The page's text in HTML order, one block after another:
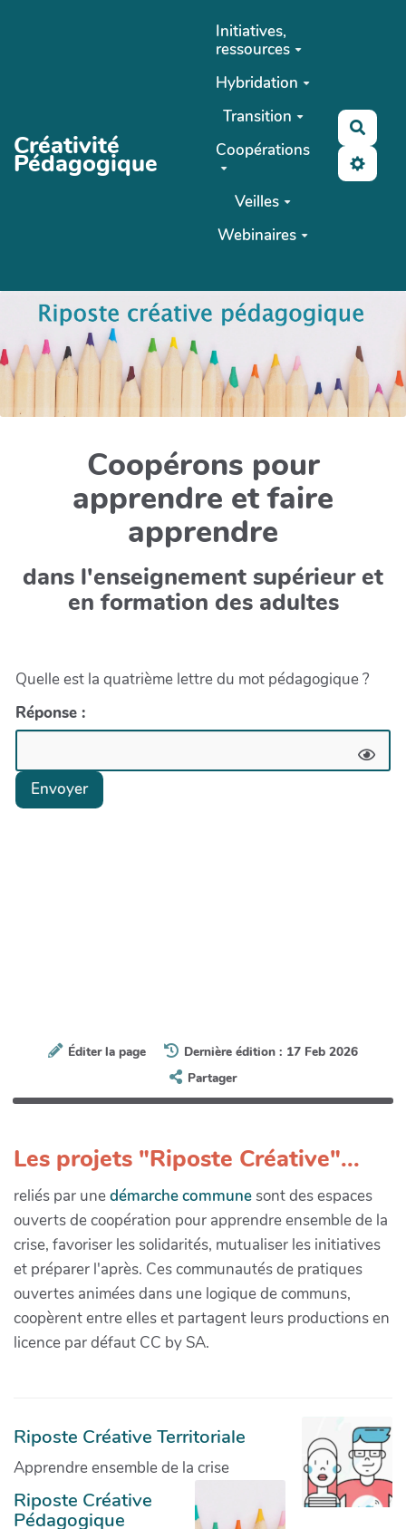
Créativité
Pédagogique
Initiatives,
ressources
Hybridation
Transition
Coopérations
Veilles
Webinaires
Coopérons pour
apprendre et faire
apprendre
dans l'enseignement supérieur et
en formation des adultes
Quelle est la quatrième lettre du mot pédagogique ?
Réponse :
Envoyer
Éditer la page
Dernière édition : 17 Feb 2026
Partager